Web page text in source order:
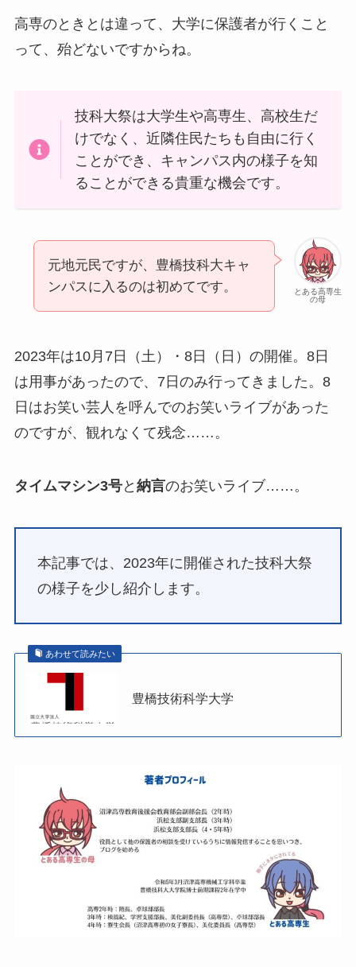
高専のときとは違って、大学に保護者が行くこと
って、殆どないですからね。
技科大祭は大学生や高専生、高校生だ
けでなく、近隣住民たちも自由に行く
ことができ、キャンパス内の様子を知
ることができる貴重な機会です。
とある高専生
の母
元地元民ですが、豊橋技科大キャ
ンパスに入るのは初めてです。
2023年は10月7日（土）・8日（日）の開催。8日
は用事があったので、7日のみ行ってきました。8
日はお笑い芸人を呼んでのお笑いライブがあった
のですが、観れなくて残念……。
タイムマシン3号と 納言のお笑いライブ……。
本記事では、2023年に開催された技科大祭
の様子を少し紹介します。
あわせて読みたい
豊橋技術科学大学